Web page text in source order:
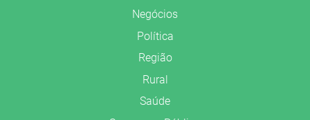
Negócios
Política
Região
Rural
Saúde